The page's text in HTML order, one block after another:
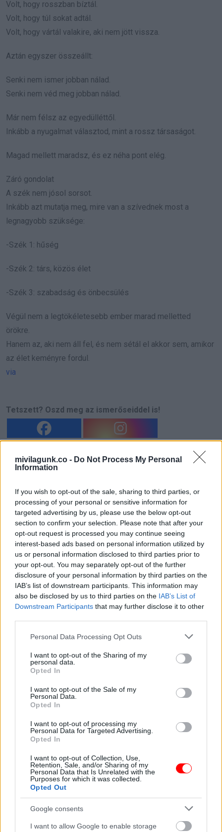
mivilagunk.co - Do Not Process My Personal
Information
If you wish to opt-out of the sale, sharing to third parties, or
processing of your personal or sensitive information for
targeted advertising by us, please use the below opt-out
section to confirm your selection. Please note that after your
opt-out request is processed you may continue seeing
interest-based ads based on personal information utilized by
us or personal information disclosed to third parties prior to
your opt-out. You may separately opt-out of the further
disclosure of your personal information by third parties on the
IAB’s list of downstream participants. This information may
also be disclosed by us to third parties on the IAB’s List of
Downstream Participants that may further disclose it to other
Please note that this website/app uses one or more Google
not limited to your visit or usage behaviour. You may click to
grant or deny consent to Google and its third-party tags to
use your data for below specified purposes in below Google
consent section.
Personal Data Processing Opt Outs
I want to opt-out of the Sharing of my
personal data.
Opted In
I want to opt-out of the Sale of my
Personal Data.
Opted In
I want to opt-out of processing my
Personal Data for Targeted Advertising.
Opted In
I want to opt-out of Collection, Use,
Retention, Sale, and/or Sharing of my
Personal Data that Is Unrelated with the
Purposes for which it was collected.
Opted Out
Google consents
I want to allow Google to enable storage
Volt, hogy rosszban bíztál.
Volt, hogy túl sokat adtál.
Volt, hogy vártál valakire, aki nem jött vissza.
Aztán egyszer összeállt:
Senki nem ismer jobban nálad.
Senki nem véd meg jobban nálad.
Már nem félsz az egyedülléttől.
Inkább a nyugalmat választod, mint a rossz társaságot.
Magad mellett maradsz, és ez néha pont elég.
Záró gondolat
A szék nem jósol sorsot.
Inkább azt mutatja meg, mire van a szívednek most a
legnagyobb szüksége:
-Szék 1: hűség
-Szék 2: társ, közös élet
-Szék 3: szabadság és önbecsülés
Végül nem a legtökéletesebb ember marad melletted
örökre.
Hanem az, aki nem áll fel, és nem sétál el akkor sem, amikor
az élet keményre fordul.
via
Tetszett? Oszd meg az ismerőseiddel is!
Közbelépnek az
égiek: ezeknek a
csillagjegyeknek…
Megszakad egy rossz
időszak: július végéig…
A húsvét nagy
ezeknek a jegyeknek…
Megvannak az áprilisi
mutatjuk,…
9 jel, hogy nem ez az
Tizennyolc évesek
voltak, amikor
összeházasodtak.…
A 13 éves lányom
vacsorára hazahozta